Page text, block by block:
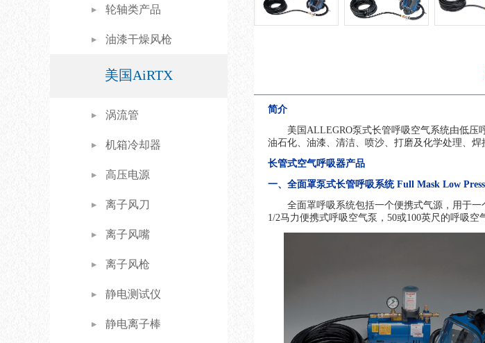
轮轴类产品
油漆干燥风枪
美国AiRTX
涡流管
机箱冷却器
高压电源
离子风刀
离子风嘴
离子风枪
静电测试仪
静电离子棒
简介
美国ALLEGRO泵式长管呼吸空气系统由低
油石化、油漆、清洁、喷沙、打磨及化学处理、焊
长管式空气呼吸器产品
一、全面罩泵式长管呼吸系统 Full Mask Low
全面罩呼吸系统包括一个便携式气源，用于
1/2马力便携式呼吸空气泵，50或100英尺的呼吸空